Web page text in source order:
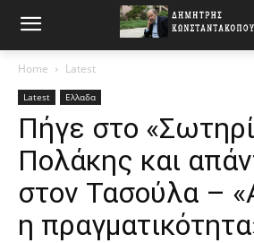
Home Latest
Latest Ελλαδα
Πήγε στο
Πολάκης και
στον Τασούλα –
η